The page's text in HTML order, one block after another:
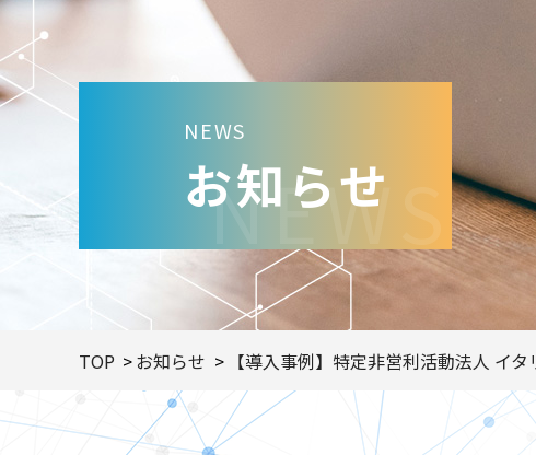
NEWS
お知らせ
NEWS
TOP お知らせ 【導入事例】特定非営利活動法人 イ